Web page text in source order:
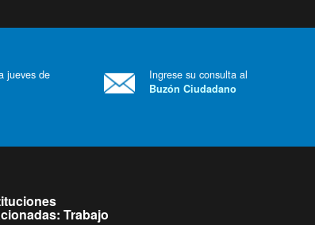
jueves de
Ingrese su consulta al
Buzón Ciudadano
Trabajo